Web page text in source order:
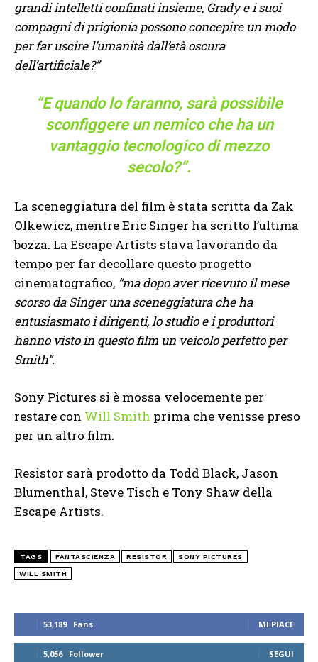
53,189 Fans MI PIACE
5,056 Follower SEGUI
grandi intelletti confinati insieme, Grady e i suoi
compagni di prigionia possono concepire un modo
per far uscire l’umanità dall’età oscura
dell’artificiale?”
“E quando lo faranno, sarà possibile
sconfiggere un nemico che ha un
vantaggio tecnologico di mezzo
secolo?”.
La sceneggiatura del film è stata scritta da Zak
Olkewicz, mentre Eric Singer ha scritto l’ultima
bozza. La Escape Artists stava lavorando da
tempo per far decollare questo progetto
cinematografico, “ma dopo aver ricevuto il mese
scorso da Singer una sceneggiatura che ha
entusiasmato i dirigenti, lo studio e i produttori
hanno visto in questo film un veicolo perfetto per
Smith”.
Sony Pictures si è mossa velocemente per
restare con Will Smith prima che venisse preso
per un altro film.
Resistor sarà prodotto da Todd Black, Jason
Blumenthal, Steve Tisch e Tony Shaw della
Escape Artists.
TAGS FANTASCIENZA RESISTOR SONY PICTURES
WILL SMITH